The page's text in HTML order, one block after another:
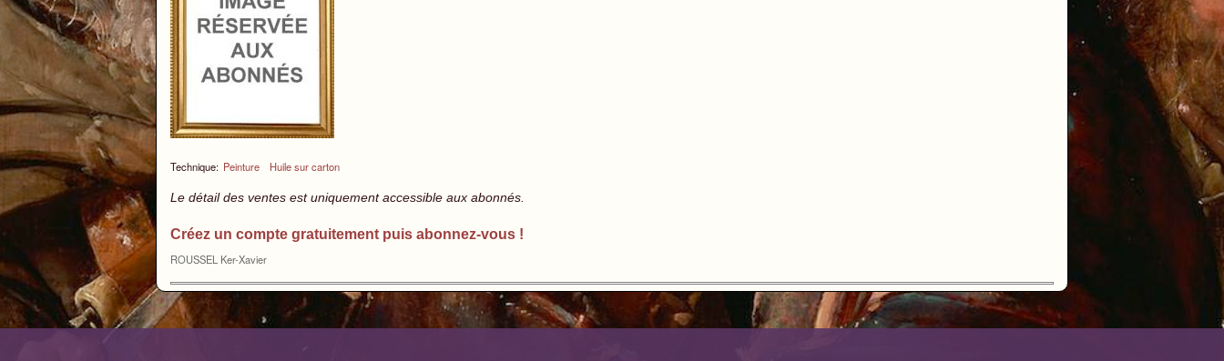
Technique: Peinture Huile sur carton
Le détail des ventes est uniquement accessible aux abonnés.
Créez un compte gratuitement puis abonnez-vous !
ROUSSEL Ker-Xavier